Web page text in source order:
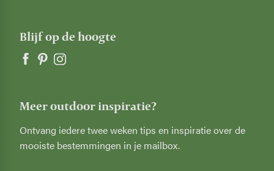
Blijf op de hoogte
Meer outdoor inspiratie?
Ontvang iedere twee weken tips en inspiratie over de
mooiste bestemmingen in je mailbox.